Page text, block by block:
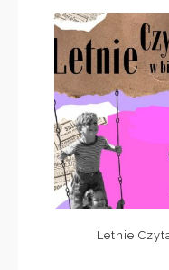
Letnie